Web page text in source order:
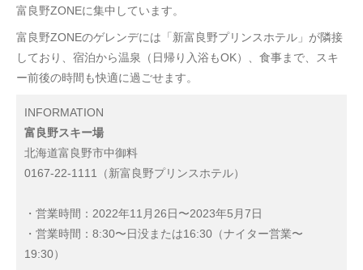
富良野ZONEに集中しています。
富良野ZONEのゲレンデには「新富良野プリンスホテル」が隣接
しており、宿泊から温泉（日帰り入浴もOK）、食事まで、スキ
ー前後の時間も快適に過ごせます。
INFORMATION
富良野スキー場
北海道富良野市中御料
0167-22-1111（新富良野プリンスホテル）
・営業時間：2022年11月26日〜2023年5月7日
・営業時間：8:30〜日没または16:30（ナイター営業〜
19:30）